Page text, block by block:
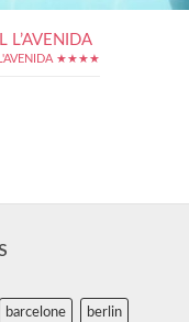
L’AVENIDA
★★★★
barcelone berlin